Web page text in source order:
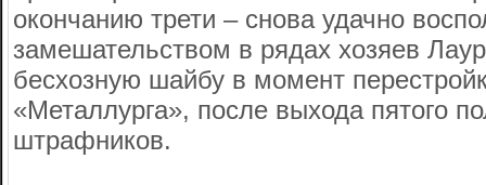
окончанию трети – снова удачно
замешательством в рядах хозяев
бесхозную шайбу в момент
«Металлурга», после выхода пятого
штрафников.